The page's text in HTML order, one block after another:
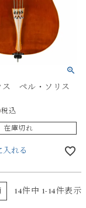
ス ペル・ソリス
税込
在庫切れ
入れる
14件中 1-14件表示